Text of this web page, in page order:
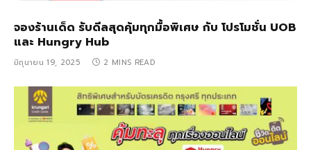
จองร้านเด็ด รับดีลสุดคุ้มทุกมื้อพิเศษ กับ โปรโมชั่น UOB
และ Hungry Hub
มิถุนายน 19, 2025 2 MINS READ